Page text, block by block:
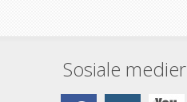
Sosiale medier